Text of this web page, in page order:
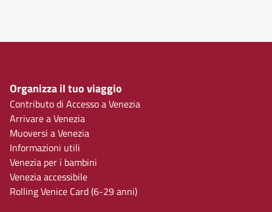
Organizza il tuo viaggio
Contributo di Accesso a Venezia
Arrivare a Venezia
Muoversi a Venezia
Informazioni utili
Venezia per i bambini
Venezia accessibile
Rolling Venice Card (6-29 anni)